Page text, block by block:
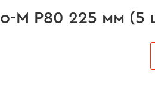
M Р80 225 мм (5